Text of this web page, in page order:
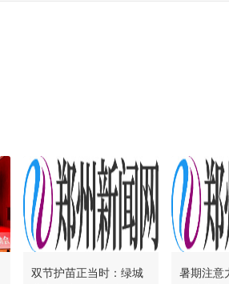
双节护苗正当时：绿城
暑期注意